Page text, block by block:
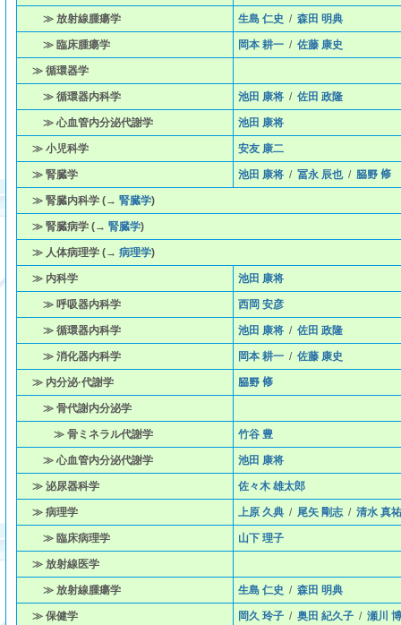
≫ 放射線腫瘍学 生島 仁史 / 森田 明典
≫ 臨床腫瘍学 岡本 耕一/ 佐藤 康史
≫ 循環器学
≫ 循環器内科学 池田 康将/ 佐田 政隆
≫ 心血管内分泌代謝学 池田 康将
≫ 小児科学 安友 康二
≫ 腎臓学 池田 康将/ 冨永 辰也/ 𦚰野 修
≫ 腎臓内科学 (→ 腎臓学)
≫ 腎臓病学 (→ 腎臓学)
≫ 人体病理学 (→ 病理学)
≫ 内科学 池田 康将
≫ 呼吸器内科学 西岡 安彦
≫ 循環器内科学 池田 康将/ 佐田 政隆
≫ 消化器内科学 岡本 耕一/ 佐藤 康史
≫ 内分泌·代謝学 𦚰野 修
≫ 骨代謝内分泌学
≫ 骨ミネラル代謝学 竹谷 豊
≫ 心血管内分泌代謝学 池田 康将
≫ 泌尿器科学 佐々木 雄太郎
≫ 病理学 上原 久典/ 尾矢 剛志/ 清水 真
≫ 臨床病理学 山下 理子
≫ 放射線医学
≫ 放射線腫瘍学 生島 仁史 / 森田 明典
≫ 保健学 岡久 玲子/ 奥田 紀久子/ 瀬川